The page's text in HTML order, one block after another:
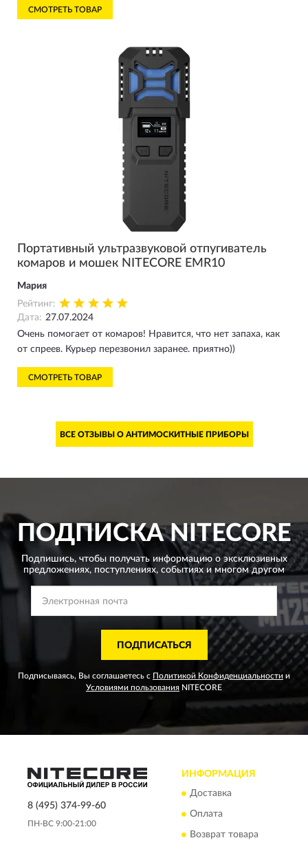
СМОТРЕТЬ ТОВАР
Портативный ультразвуковой отпугиватель
комаров и мошек NITECORE EMR10
Мария
Рейтинг:
Дата: 27.07.2024
Очень помогает от комаров! Нравится, что нет запаха, как
от спреев. Курьер перезвонил заранее. приятно))
СМОТРЕТЬ ТОВАР
ВСЕ ОТЗЫВЫ О АНТИМОСКИТНЫЕ ПРИБОРЫ
ПОДПИСКАNITECORE
Подпишись, чтобы получать информацию о эксклюзивных
предложениях, поступлениях, событиях и многом другом
ПОДПИСАТЬСЯ
Подписываясь, Вы соглашаетесь с Политикой Конфиденциальности и
Условиями пользования NITECORE
8 (495) 374-99-60
ПН-ВС 9:00-21:00
ИНФОРМАЦИЯ
Доставка
Оплата
Возврат товара